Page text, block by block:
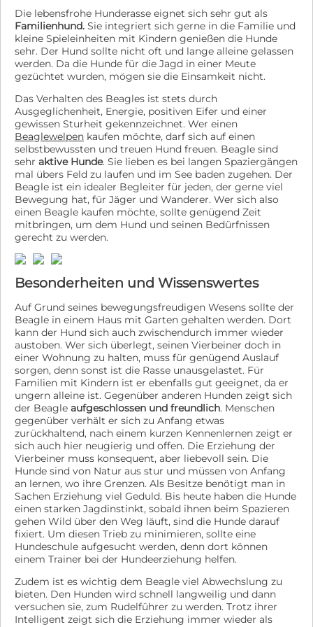
Die lebensfrohe Hunderasse eignet sich sehr gut als
Familienhund. Sie integriert sich gerne in die Familie und
kleine Spieleinheiten mit Kindern genießen die Hunde
sehr. Der Hund sollte nicht oft und lange alleine gelassen
werden. Da die Hunde für die Jagd in einer Meute
gezüchtet wurden, mögen sie die Einsamkeit nicht.
Das Verhalten des Beagles ist stets durch
Ausgeglichenheit, Energie, positiven Eifer und einer
gewissen Sturheit gekennzeichnet. Wer einen
Beaglewelpen kaufen möchte, darf sich auf einen
selbstbewussten und treuen Hund freuen. Beagle sind
sehr aktive Hunde. Sie lieben es bei langen Spaziergängen
mal übers Feld zu laufen und im See baden zugehen. Der
Beagle ist ein idealer Begleiter für jeden, der gerne viel
Bewegung hat, für Jäger und Wanderer. Wer sich also
einen Beagle kaufen möchte, sollte genügend Zeit
mitbringen, um dem Hund und seinen Bedürfnissen
gerecht zu werden.
Besonderheiten und Wissenswertes
Auf Grund seines bewegungsfreudigen Wesens sollte der
Beagle in einem Haus mit Garten gehalten werden. Dort
kann der Hund sich auch zwischendurch immer wieder
austoben. Wer sich überlegt, seinen Vierbeiner doch in
einer Wohnung zu halten, muss für genügend Auslauf
sorgen, denn sonst ist die Rasse unausgelastet. Für
Familien mit Kindern ist er ebenfalls gut geeignet, da er
ungern alleine ist. Gegenüber anderen Hunden zeigt sich
der Beagle aufgeschlossen und freundlich. Menschen
gegenüber verhält er sich zu Anfang etwas
zurückhaltend, nach einem kurzen Kennenlernen zeigt er
sich auch hier neugierig und offen. Die Erziehung der
Vierbeiner muss konsequent, aber liebevoll sein. Die
Hunde sind von Natur aus stur und müssen von Anfang
an lernen, wo ihre Grenzen. Als Besitze benötigt man in
Sachen Erziehung viel Geduld. Bis heute haben die Hunde
einen starken Jagdinstinkt, sobald ihnen beim Spazieren
gehen Wild über den Weg läuft, sind die Hunde darauf
fixiert. Um diesen Trieb zu minimieren, sollte eine
Hundeschule aufgesucht werden, denn dort können
einem Trainer bei der Hundeerziehung helfen.
Zudem ist es wichtig dem Beagle viel Abwechslung zu
bieten. Den Hunden wird schnell langweilig und dann
versuchen sie, zum Rudelführer zu werden. Trotz ihrer
Intelligent zeigt sich die Erziehung immer wieder als